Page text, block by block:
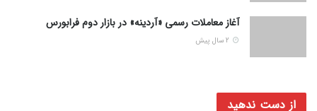
آغاز معاملات رسمی «آردینه» در بازار دوم فرابورس
از دست ندهید